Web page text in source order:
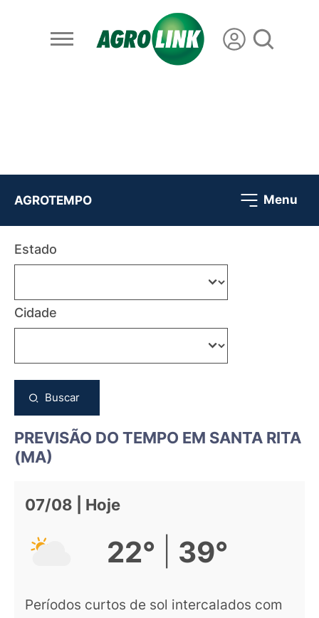
AGROTEMPO Menu
Estado
Cidade
Buscar
PREVISÃO DO TEMPO EM SANTA RITA
(MA)
07/08 | Hoje
22° 39°
Períodos curtos de sol intercalados com